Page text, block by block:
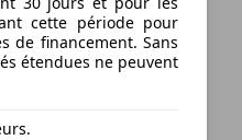
cette période pour
de financement. Sans
étendues ne peuvent